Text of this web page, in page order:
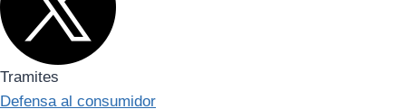
Tramites
Defensa al consumidor